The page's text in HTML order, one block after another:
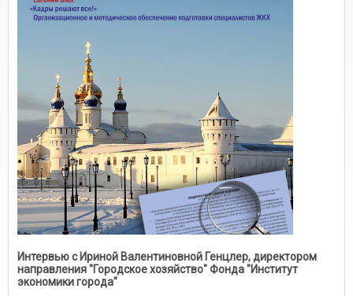
Интервью с Ириной Валентиновной Генцлер, директором
направления "Городское хозяйство" Фонда "Институт
экономики города"